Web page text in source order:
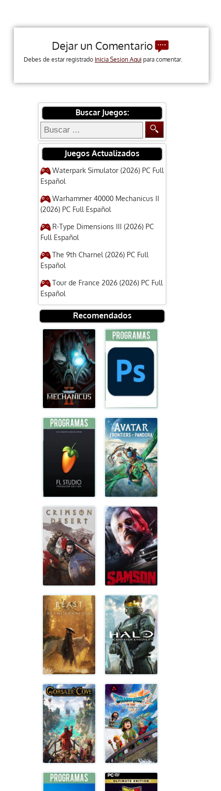
Dejar un Comentario
Debes de estar registrado Inicia Sesion Aqui para comentar.
Buscar Juegos:
Juegos Actualizados
Waterpark Simulator (2026) PC Full
Español
Warhammer 40000 Mechanicus II
(2026) PC Full Español
R-Type Dimensions III (2026) PC
Full Español
The 9th Charnel (2026) PC Full
Español
Tour de France 2026 (2026) PC Full
Español
Recomendados